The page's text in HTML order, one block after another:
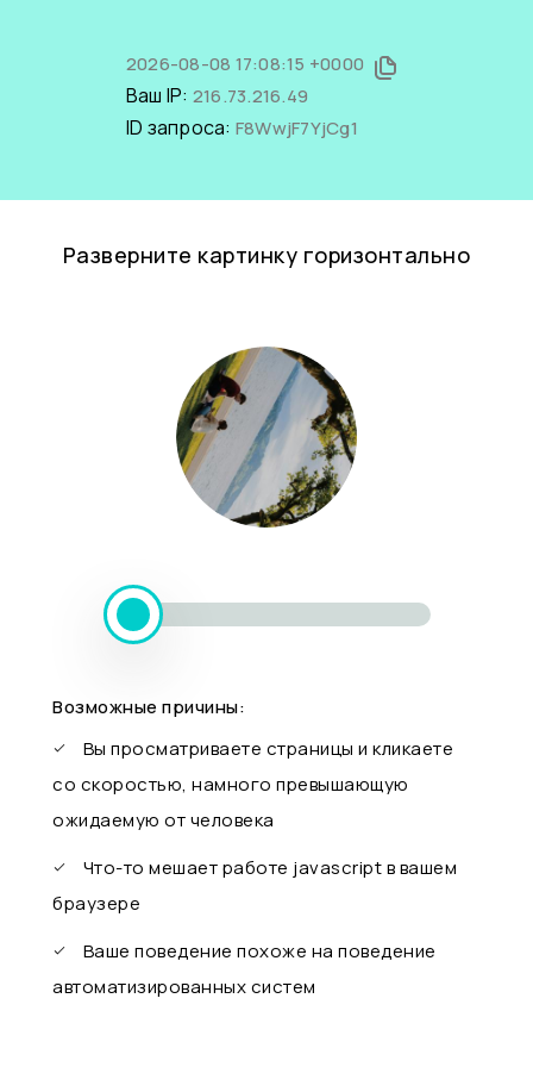
2026-08-08 17:08:15 +0000
Ваш IP: 216.73.216.49
ID запроса: F8WwjF7YjCg1
Разверните картинку горизонтально
Возможные причины:
Вы просматриваете страницы и кликаете
со скоростью, намного превышающую
ожидаемую от человека
Что-то мешает работе javascript в вашем
браузере
Ваше поведение похоже на поведение
автоматизированных систем